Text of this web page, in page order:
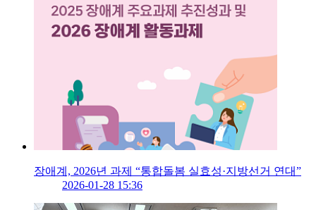
장애계, 2026년 과제 “통합돌봄 실효성·지방선거 연대”
2026-01-28 15:36